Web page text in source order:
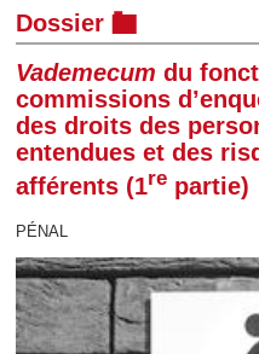
Dossier
Vademecum du
commissions
des droits des
entendues et des
afférents (1re partie)
PÉNAL